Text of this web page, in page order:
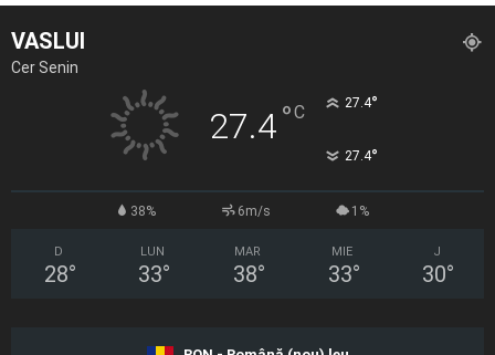
VASLUI
Cer Senin
27.4°C 27.4°
27.4°
38% 6m/s 1%
D
28°
LUN
33°
MAR
38°
MIE
33°
J
30°